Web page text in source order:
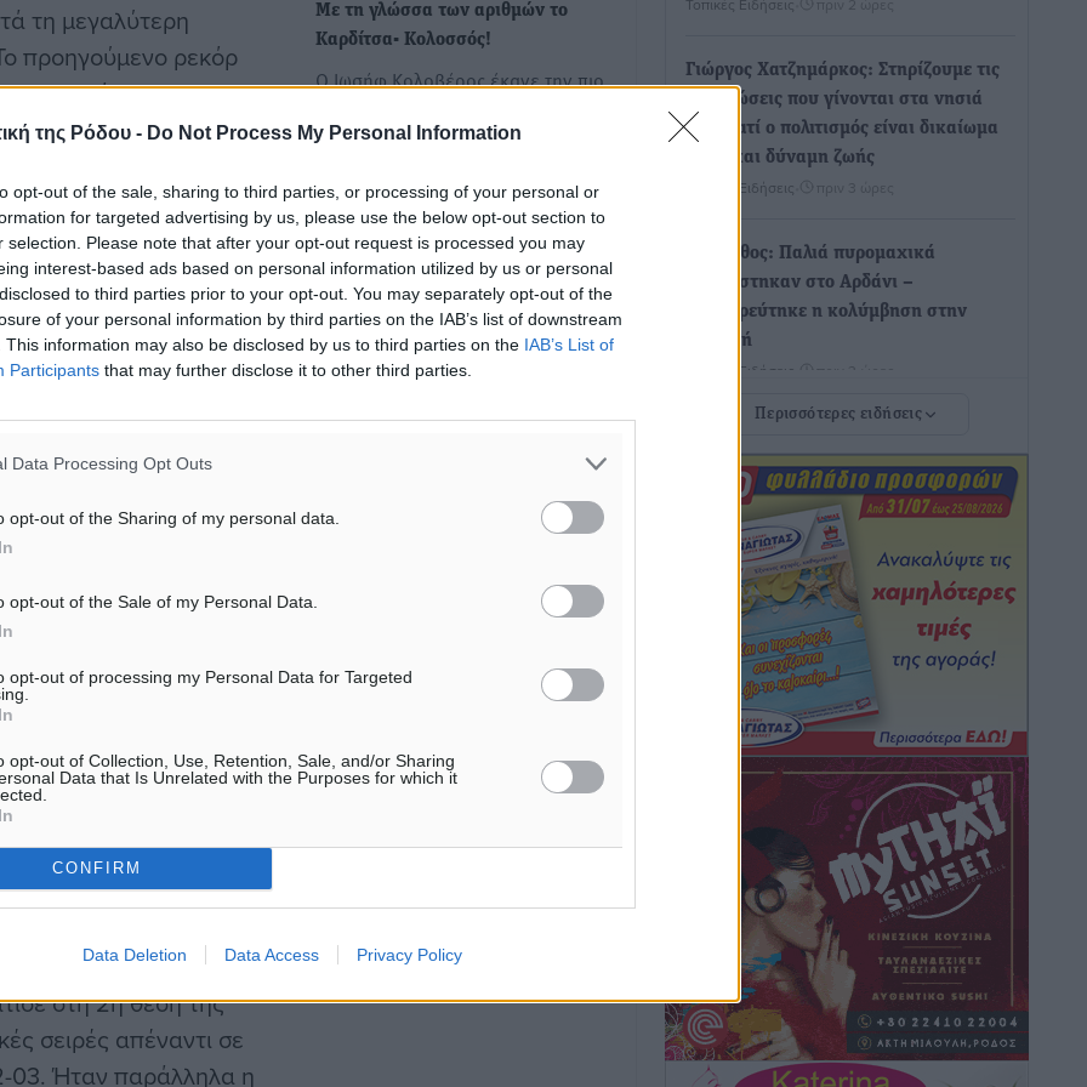
της Ρόδου - Do Not Process My Personal Information
opt-out of the sale, sharing to third parties, or processing of your personal or
for targeted advertising by us, please use the below opt-out section to
selection. Please note that after your opt-out request is processed you may
interest-based ads based on personal information utilized by us or personal
to third parties prior to your opt-out. You may separately opt-out of the
of your personal information by third parties on the IAB’s list of downstream
This information may also be disclosed by us to third parties on the IAB’s List of
Participants that may further disclose it to other third parties.
Data Processing Opt Outs
opt-out of the Sharing of my personal data.
opt-out of the Sale of my Personal Data.
opt-out of processing my Personal Data for Targeted
opt-out of Collection, Use, Retention, Sale, and/or Sharing
Data that Is Unrelated with the Purposes for which it
CONFIRM
Data Deletion Data Access Privacy Policy
τη μεγαλύτερη
προηγούμενο ρεκόρ
ο Κολοσσός H Hotels
το δεύτερο
αφού έκανε ένα
45 του 21:58. Το ρεκόρ
23-0 στο τελευταίο
Καρδίτσα Βιολογικό
των πλέι οφ…
από τους κανόνες των
και καθιερώθηκε το
τη σεζόν 2016-17- αυτή
«σκούπα» (2-0).
των ομάδων που
σύνολο 74
σειρές προημιτελικών
στα ημιτελικά με σκορ
στη 2η θέση της
σειρές απέναντι σε
03. Ήταν παράλληλα η
Με τη γλώσσα των αριθμών το
Καρδίτσα- Κολοσσός!
Ο Ιωσήφ Κολοβέρος έκανε την πιο
του…
Τοπικές Ειδήσεις πριν 2 ώρες
Γιώργος Χατζημάρκος: Στηρίζουμε τις
εκδηλώσεις που γίνονται στα νησιά
μας γιατί ο πολιτισμός είναι δικαίωμα
όλων και δύναμη ζωής
Τοπικές Ειδήσεις πριν 3 ώρες
Κάρπαθος: Παλιά πυρομαχικά
εντοπίστηκαν στο Αρδάνι –
Απαγορεύτηκε η κολύμβηση στην
περιοχή
Τοπικές Ειδήσεις πριν 3 ώρες
περιθώριο εφησυχασμού» – Σε πλήρη
ετοιμότητα ο μηχανισμός
• πριν 4 ώρες
Καιρός: Επιμένουν οι υψηλές
θερμοκρασίες – Ισχυρά μελτέμια έως 9
μποφόρ, σε «Red Code» 6 περιοχές
Τοπικές Ειδήσεις• πριν 5 ώρες
Τα φοιτητικά ενοίκια «τινάζουν στον
αέρα» τους οικογενειακούς
προϋπολογισμούς
• πριν 5 ώρες
Δύο νέοι ξενώνες παραδόθηκαν στις
Ένοπλες Δυνάμεις στη νήσο Ρω
Τοπικές Ειδήσεις πριν 5 ώρες
Συνεχίζεται η έξοδος του Αυγούστου –
Πάνω από 34.000 αναχωρούν σήμερα
μόνο από τον Πειραιά
Περισσότερες ειδήσεις